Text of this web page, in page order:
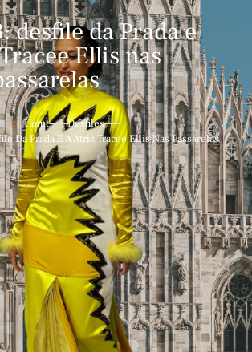
desfile da Prada e
Ellis nas
Home
Desfiles
Da Prada E A Atriz Tracee Ellis Nas Passarelas